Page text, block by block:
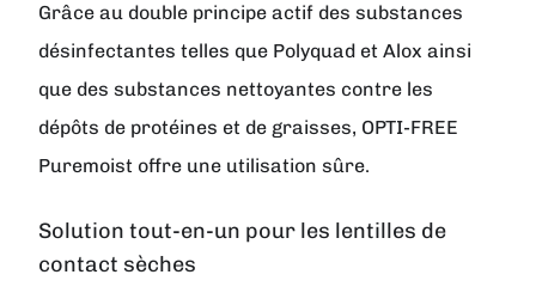
Grâce au double principe actif des substances
désinfectantes telles que Polyquad et Alox ainsi
que des substances nettoyantes contre les
dépôts de protéines et de graisses, OPTI-FREE
Puremoist offre une utilisation sûre.
Solution tout-en-un pour les lentilles de
contact sèches